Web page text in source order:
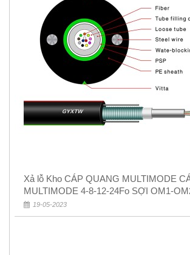
Xả lỗ Kho CÁP QUANG MULTIMODE CÁP QUANG
MULTIMODE 4-8-12-24Fo SỢI OM1-
Rẻ 5k
19-05-2023